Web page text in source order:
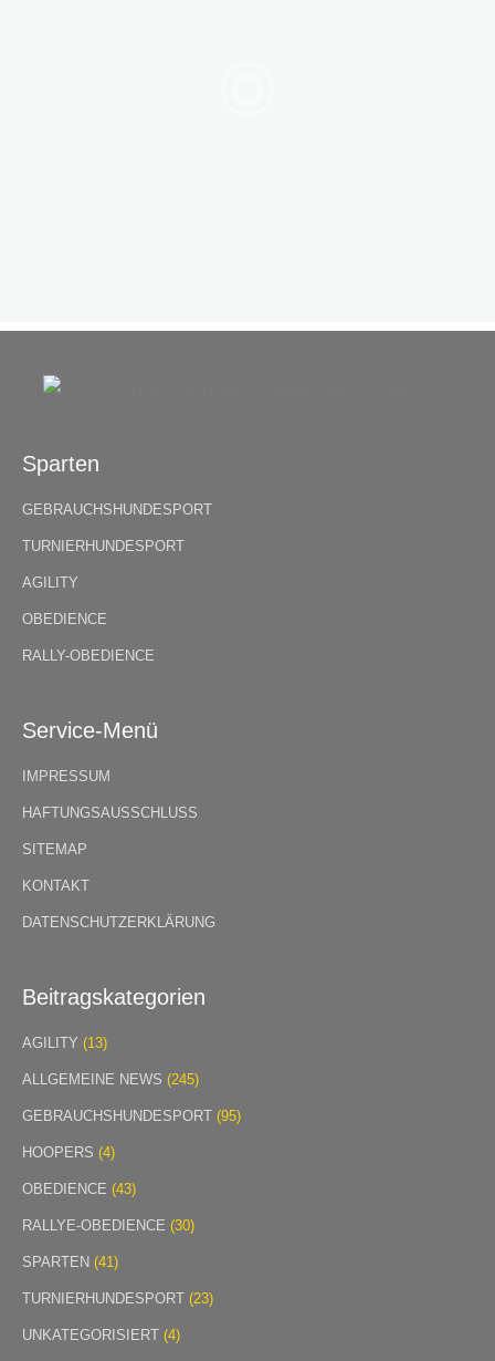
Sparten
GEBRAUCHSHUNDESPORT
TURNIERHUNDESPORT
AGILITY
OBEDIENCE
RALLY-OBEDIENCE
Service-Menü
IMPRESSUM
HAFTUNGSAUSSCHLUSS
SITEMAP
KONTAKT
DATENSCHUTZERKLÄRUNG
Beitragskategorien
AGILITY (13)
ALLGEMEINE NEWS (245)
GEBRAUCHSHUNDESPORT (95)
HOOPERS (4)
OBEDIENCE (43)
RALLYE-OBEDIENCE (30)
SPARTEN (41)
TURNIERHUNDESPORT (23)
UNKATEGORISIERT (4)